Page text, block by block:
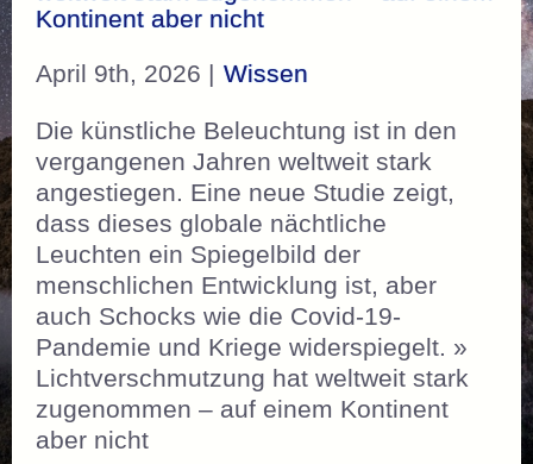
Kontinent aber nicht
April 9th, 2026 | Wissen
Die künstliche Beleuchtung ist in den
vergangenen Jahren weltweit stark
angestiegen. Eine neue Studie zeigt,
dass dieses globale nächtliche
Leuchten ein Spiegelbild der
menschlichen Entwicklung ist, aber
auch Schocks wie die Covid-19-
Pandemie und Kriege widerspiegelt. »
Lichtverschmutzung hat weltweit stark
zugenommen – auf einem Kontinent
aber nicht